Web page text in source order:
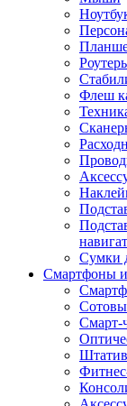
Флеш
Сумки
Смартфоны
Смарт-